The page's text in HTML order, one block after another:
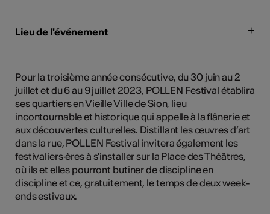
Lieu de l'événement
Pour la troisième année consécutive, du 30 juin au 2
juillet et du 6 au 9 juillet 2023, POLLEN Festival établira
ses quartiers en Vieille Ville de Sion, lieu
incontournable et historique qui appelle à la flânerie et
aux découvertes culturelles. Distillant les œuvres d’art
dans la rue, POLLEN Festival invitera également les
festivaliers·ères à s'installer sur la Place des Théâtres,
où ils et elles pourront butiner de discipline en
discipline et ce, gratuitement, le temps de deux week-
ends estivaux.